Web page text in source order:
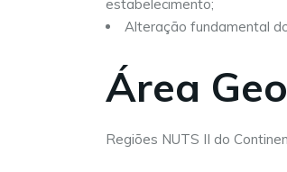
estabelecimento;
Alteração fundamental
Área
Regiões NUTS II do